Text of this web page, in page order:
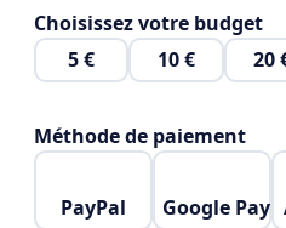
gouvernementales qui
planification territoriale qui
préservation des milieux
la lutte aux changements
Choisissez votre budget
5 €
10 € 20
Méthode de paiement
PayPal Google Pay